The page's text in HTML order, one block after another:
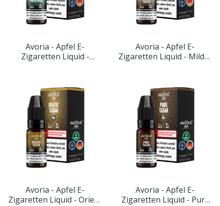
Avoria - Apfel E-
Zigaretten Liquid -
Avoria - Apfel E-
Zigaretten Liquid - Milder
Avoria - Apfel E-
Zigaretten Liquid - Orient
Avoria - Apfel E-
Zigaretten Liquid - Pure